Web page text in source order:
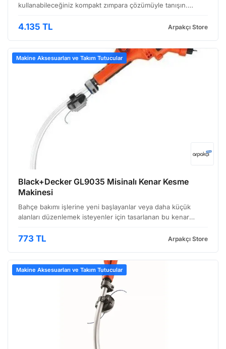
kullanabileceğiniz kompakt zımpara çözümüyle tanışın.
büyük avantaj sağlayacak olan bu alet, hem profesyonel
4.135 TL Arpakçı Store
Makine Aksesuarları ve Takım Tutucular
Black+Decker GL9035 Misinalı Kenar Kesme
Makinesi
Bahçe bakımı işlerine yeni başlayanlar veya daha küçük
alanları düzenlemek isteyenler için tasarlanan bu kenar
çıkıyor. Black+Decker'ın bu modeli, bahçenizin kenarlar…
773 TL Arpakçı Store
Makine Aksesuarları ve Takım Tutucular